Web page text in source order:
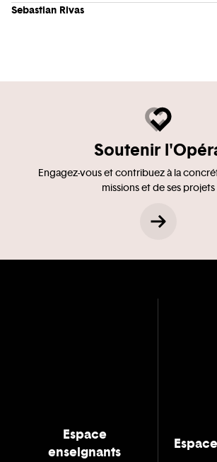
Sebastian Rivas
Soutenir
Engagez-vous et contribuez à la
missions et de ses projets
Espace
enseignants